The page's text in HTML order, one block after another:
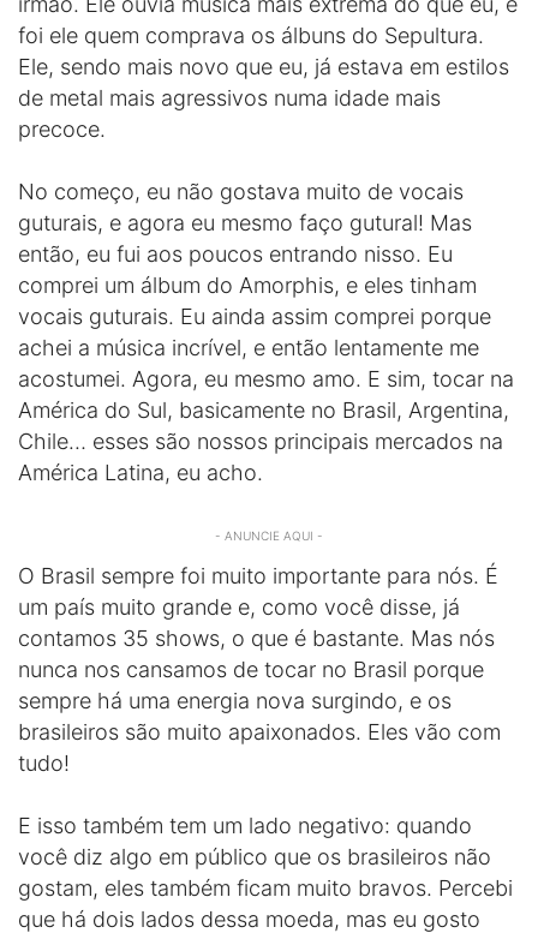
foi ele quem comprava os álbuns do Sepultura.
Ele, sendo mais novo que eu, já estava em estilos
de metal mais agressivos numa idade mais
precoce.
No começo, eu não gostava muito de vocais
guturais, e agora eu mesmo faço gutural! Mas
então, eu fui aos poucos entrando nisso. Eu
comprei um álbum do Amorphis, e eles tinham
vocais guturais. Eu ainda assim comprei porque
achei a música incrível, e então lentamente me
acostumei. Agora, eu mesmo amo. E sim, tocar na
América do Sul, basicamente no Brasil, Argentina,
Chile… esses são nossos principais mercados na
América Latina, eu acho.
- ANUNCIE AQUI -
O Brasil sempre foi muito importante para nós. É
um país muito grande e, como você disse, já
contamos 35 shows, o que é bastante. Mas nós
nunca nos cansamos de tocar no Brasil porque
sempre há uma energia nova surgindo, e os
brasileiros são muito apaixonados. Eles vão com
tudo!
E isso também tem um lado negativo: quando
você diz algo em público que os brasileiros não
gostam, eles também ficam muito bravos. Percebi
que há dois lados dessa moeda, mas eu gosto